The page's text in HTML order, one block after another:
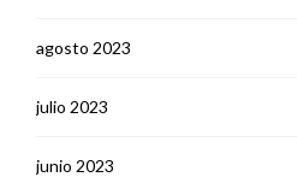
agosto 2023
julio 2023
junio 2023